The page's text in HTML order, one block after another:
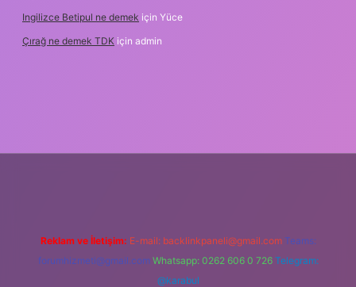
Ingilizce Betipul ne demek için Yüce
Çırağ ne demek TDK için admin
Reklam ve İletişim: E-mail: backlinkpaneli@gmail.com Teams:
forumhizmeti@gmail.com Whatsapp: 0262 606 0 726 Telegram:
@karabul